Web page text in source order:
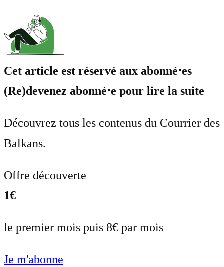
Cet article est réservé aux abonné⋅es
(Re)devenez abonné⋅e pour lire la suite
Découvrez tous les contenus du Courrier des
Balkans.
Offre découverte
1€
le premier mois puis 8€ par mois
Je m'abonne